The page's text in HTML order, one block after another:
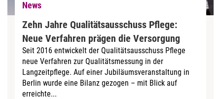
News
Zehn Jahre Qualitätsausschuss Pflege:
Neue Verfahren prägen die Versorgung
Seit 2016 entwickelt der Qualitätsausschuss Pflege
neue Verfahren zur Qualitätsmessung in der
Langzeitpflege. Auf einer Jubiläumsveranstaltung in
Berlin wurde eine Bilanz gezogen – mit Blick auf
erreichte...